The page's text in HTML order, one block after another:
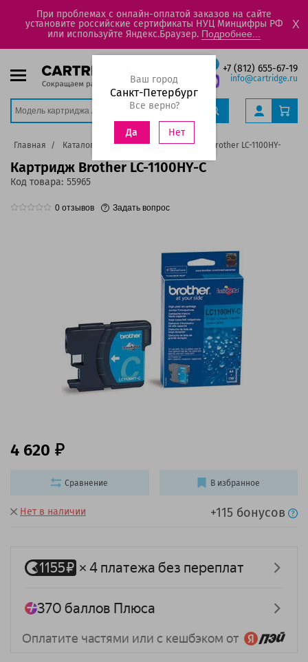
При проблемах с онлайн-оплатой заказов на сайте
установите российские сертификаты НУЦ Минцифры РФ
или используйте Яндекс.Браузер. Подробнее...
X
+7 (812) 655-67-19
info@cartridge.ru
Ваш город
Санкт-Петербург
Все верно?
Да Нет
Главная Каталог Картриджи Картридж Brother LC-1100HY-C
Картридж Brother LC-1100HY-C
Код товара: 55965
0 отзывов Задать вопрос
Нет в наличии +115 бонусов
4 620
Сравнение В избранное